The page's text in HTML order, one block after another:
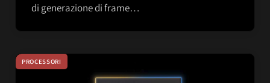
di generazione di frame…
PROCESSORI